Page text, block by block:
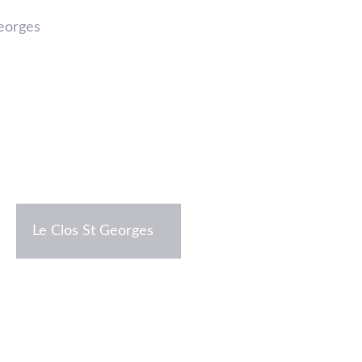
Le Clos St Georges